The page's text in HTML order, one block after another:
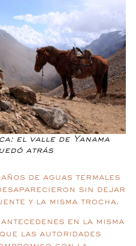
el valle de Yanama
atrás
de aguas termales
sin dejar
y la misma trocha.
en la misma
las autoridades